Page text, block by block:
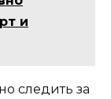
и
следить за